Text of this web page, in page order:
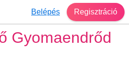
Belépés Regisztráció
Gyomaendrőd